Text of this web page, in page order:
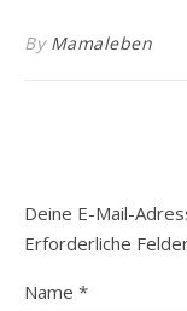
By Mamaleben
Deine E-Mail-
Erforderliche
Name *